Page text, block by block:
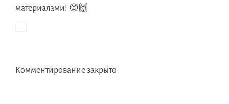
материалами! 😊🙌
Комментирование закрыто